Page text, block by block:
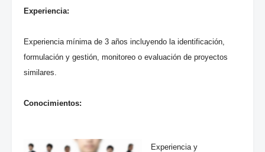
Experiencia:
Experiencia mínima de 3 años incluyendo la identificación,
formulación y gestión, monitoreo o evaluación de proyectos
similares.
Conocimientos:
Experiencia y